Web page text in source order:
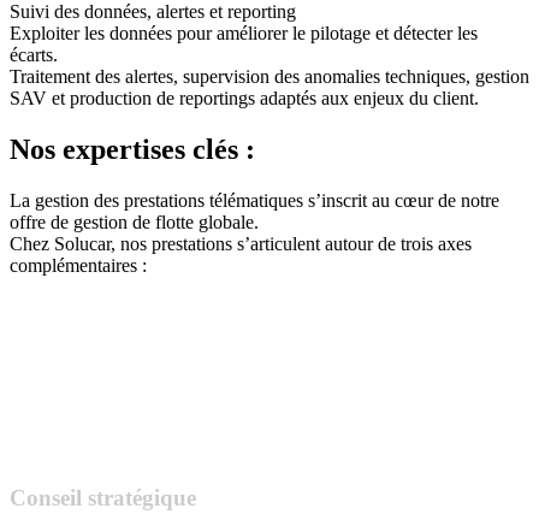
Suivi des données, alertes et reporting
Exploiter les données pour améliorer le pilotage et détecter les
écarts.
Traitement des alertes, supervision des anomalies techniques, gestion
SAV et production de reportings adaptés aux enjeux du client.
Nos expertises clés :
La gestion des prestations télématiques s’inscrit au cœur de notre
offre de gestion de flotte globale.
Chez Solucar, nos prestations s’articulent autour de trois axes
complémentaires :
Conseil stratégique